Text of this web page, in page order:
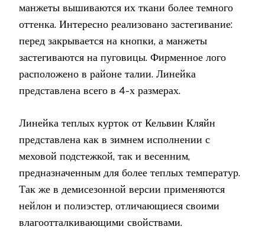
манжеты вышиваются их ткани более темного
оттенка. Интересно реализовано застегивание:
перед закрывается на кнопки, а манжеты
застегиваются на пуговицы. Фирменное лого
расположено в районе талии. Линейка
представлена всего в 4-х размерах.
Линейка теплых курток от Кельвин Кляйн
представлена как в зимнем исполнении с
меховой подстежкой, так и весенним,
предназначенным для более теплых температур.
Так же в демисезонной версии применяются
нейлон и полиэстер, отличающиеся своими
влагоотталкивающими свойствами.